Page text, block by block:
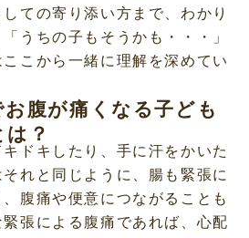
ての寄り添い方まで、わかり
うちの子もそうかも・・・」
こから一緒に理解を深めてい
腹が痛くなる子ども
？
ドキしたり、手に汗をかいた
れと同じように、腸も緊張に
腹痛や便意につながることも
張による腹痛であれば、心配